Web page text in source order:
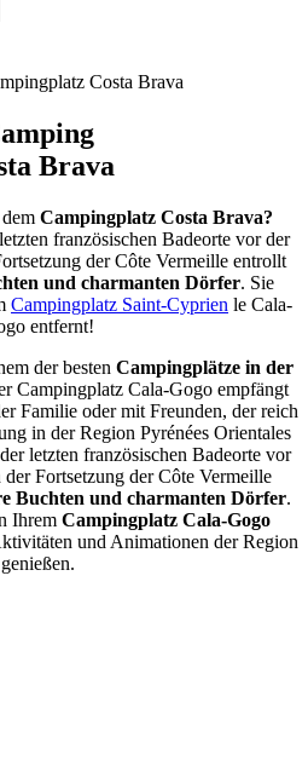
Costa Brava
Brava
Campingplatz Costa Brava?
französischen Badeorte vor der
der Côte Vermeille entrollt
und charmanten Dörfer. Sie
Campingplatz Saint-Cyprien le Cala-
entfernt!
der besten Campingplätze in der
Campingplatz Cala-Gogo empfängt
Familie oder mit Freunden, der reich
in der Region Pyrénées Orientales
letzten französischen Badeorte vor
Fortsetzung der Côte Vermeille
Buchten und charmanten Dörfer.
Ihrem Campingplatz Cala-Gogo
und Animationen der Region
genießen.